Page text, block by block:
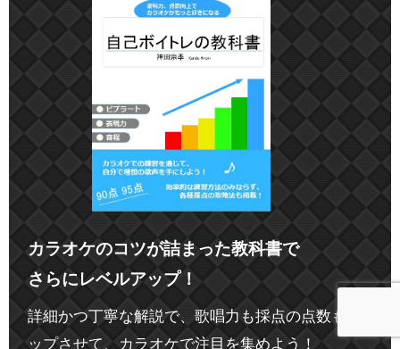
カラオケのコツが詰まった教科書で
さらにレベルアップ！
詳細かつ丁寧な解説で、歌唱力も採点の点数もア
ップさせて、カラオケで注目を集めよう！